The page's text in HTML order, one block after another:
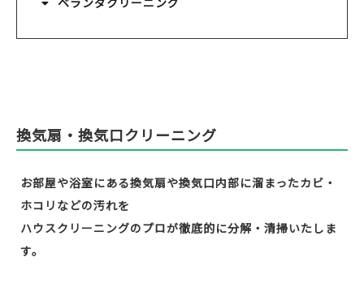
換気扇・換気口クリーニング
お部屋や浴室にある換気扇や換気口内部に溜まったカビ・
ホコリなどの汚れを
ハウスクリーニングのプロが徹底的に分解・清掃いたしま
す。